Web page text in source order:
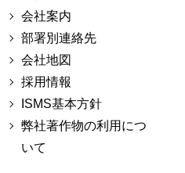
会社案内
部署別連絡先
会社地図
採用情報
ISMS基本方針
弊社著作物の利用につ
いて